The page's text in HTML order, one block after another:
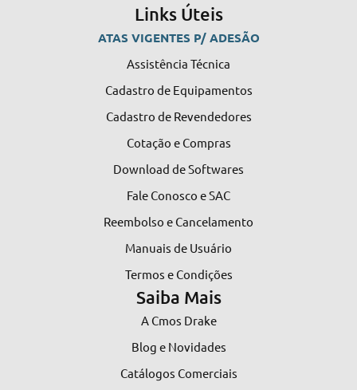
Links Úteis
ATAS VIGENTES P/ ADESÃO
Assistência Técnica
Cadastro de Equipamentos
Cadastro de Revendedores
Cotação e Compras
Download de Softwares
Fale Conosco e SAC
Reembolso e Cancelamento
Manuais de Usuário
Termos e Condições
Saiba Mais
A Cmos Drake
Blog e Novidades
Catálogos Comerciais